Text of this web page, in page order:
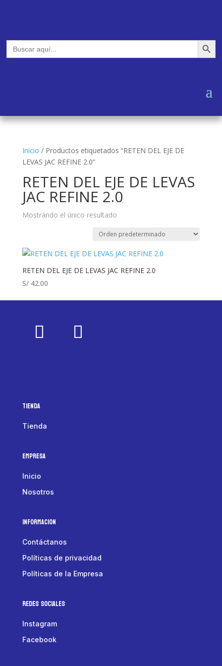
Buscar: Botón de
Inicio / Productos etiquetados “RETEN DEL EJE DE
LEVAS JAC REFINE 2.0”
RETEN DEL EJE DE LEVAS
JAC REFINE 2.0
Mostrando el único resultado
RETEN DEL EJE DE LEVAS JAC REFINE 2.0
S/42.00
Tienda
Tienda
Empresa
Inicio
Nosotros
Informacion
Contáctanos
Políticas de privacidad
Políticas de la Empresa
Redes Sociales
Instagram
Facebook